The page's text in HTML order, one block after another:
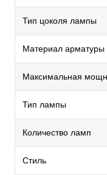
Тип цоколя лампы
Материал арматуры
Тип лампы
Количество ламп
Стиль